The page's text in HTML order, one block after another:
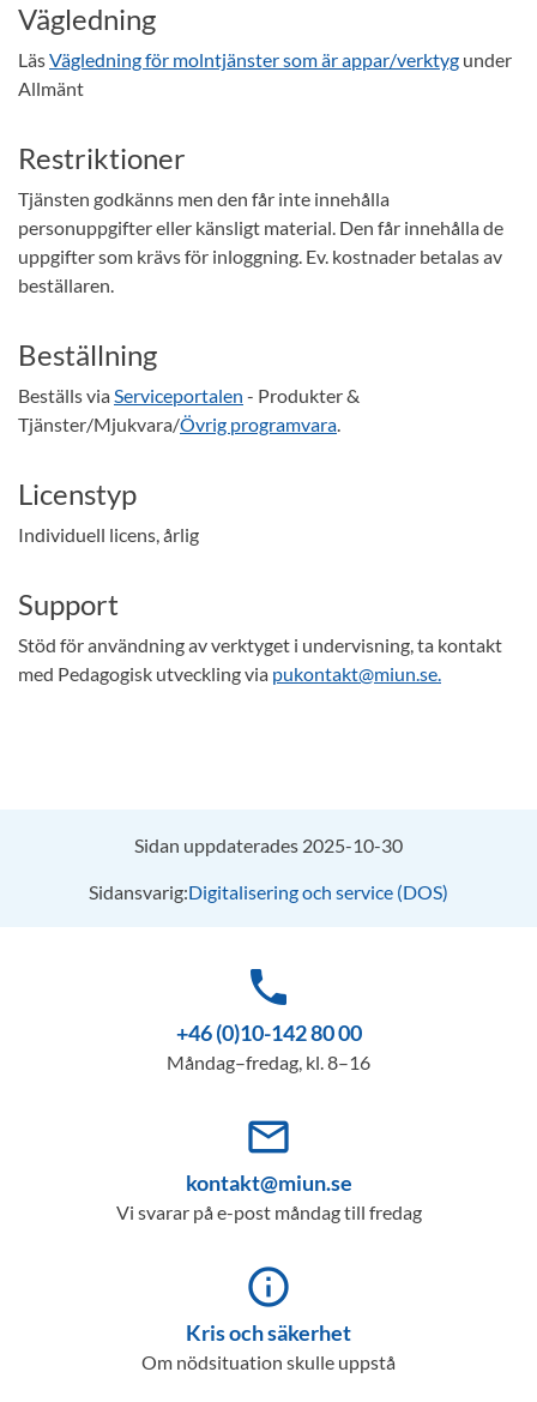
Vägledning
LäsVägledning för molntjänster som är appar/verktyg under
Allmänt
Restriktioner
Tjänsten godkänns men den får inte innehålla
personuppgifter eller känsligt material. Den får innehålla de
uppgifter som krävs för inloggning. Ev. kostnader betalas av
beställaren.
Beställning
Beställs viaServiceportalen - Produkter &
Tjänster/Mjukvara/Övrig programvara.
Licenstyp
Individuell licens, årlig
Support
Stöd för användning av verktyget i undervisning, ta kontakt
med Pedagogisk utveckling via pukontakt@miun.se.
Sidan uppdaterades 2025-10-30
Sidansvarig:Digitalisering och service (DOS)
phone
+46 (0)10-142 80 00
Måndag–fredag, kl. 8–16
mail_outline
kontakt@miun.se
Vi svarar på e-post måndag till fredag
info_outline
Kris och säkerhet
Om nödsituation skulle uppstå